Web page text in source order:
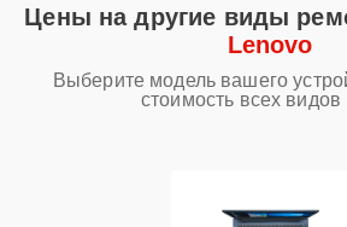
Цены на другие виды
Lenovo
Выберите модель вашего
стоимость всех видов